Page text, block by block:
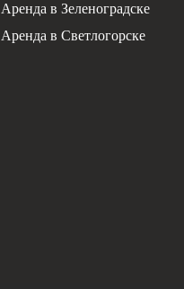
Аренда в Зеленоградске
Аренда в Светлогорске